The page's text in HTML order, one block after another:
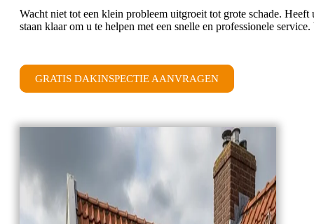
Wacht niet tot een klein probleem uitgroeit tot grote schade.
staan klaar om u te helpen met een snelle en professionele
GRATIS DAKINSPECTIE AANVRAGEN